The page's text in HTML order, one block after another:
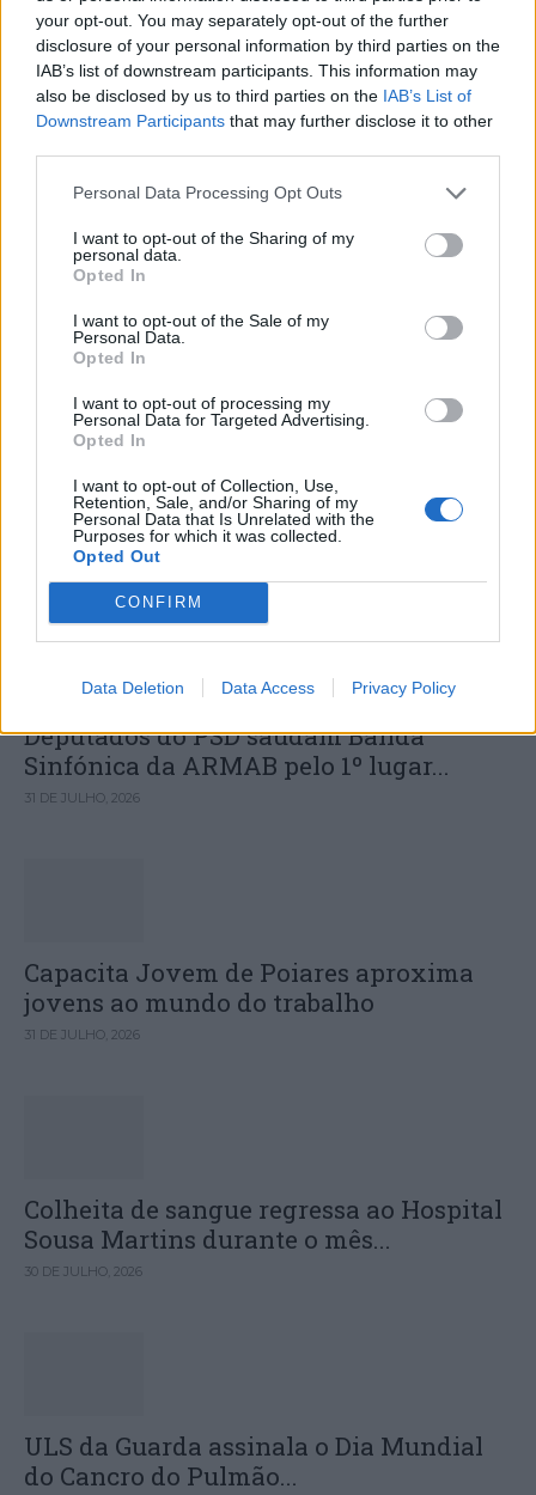
your opt-out. You may separately opt-out of the further
disclosure of your personal information by third parties on the
IAB’s list of downstream participants. This information may
also be disclosed by us to third parties on the IAB’s List of
Downstream Participants that may further disclose it to other
Personal Data Processing Opt Outs
I want to opt-out of the Sharing of my
personal data.
Opted In
I want to opt-out of the Sale of my
Personal Data.
Opted In
I want to opt-out of processing my
Personal Data for Targeted Advertising.
Opted In
I want to opt-out of Collection, Use,
Retention, Sale, and/or Sharing of my
Personal Data that Is Unrelated with the
Purposes for which it was collected.
Opted Out
CONFIRM
Data Deletion Data Access Privacy Policy
Petição para repetir a final do Mundial
já reúne mais de 80 mil assinaturas
Pelotão Sub-23 disputa Volta a
Portugal do Futuro a partir de quinta-
feira
DESTAQUES
Deputados do PSD saúdam Banda
Sinfónica da ARMAB pelo 1º lugar...
31 DE JULHO, 2026
Capacita Jovem de Poiares aproxima
jovens ao mundo do trabalho
31 DE JULHO, 2026
Colheita de sangue regressa ao Hospital
Sousa Martins durante o mês...
30 DE JULHO, 2026
ULS da Guarda assinala o Dia Mundial
do Cancro do Pulmão...